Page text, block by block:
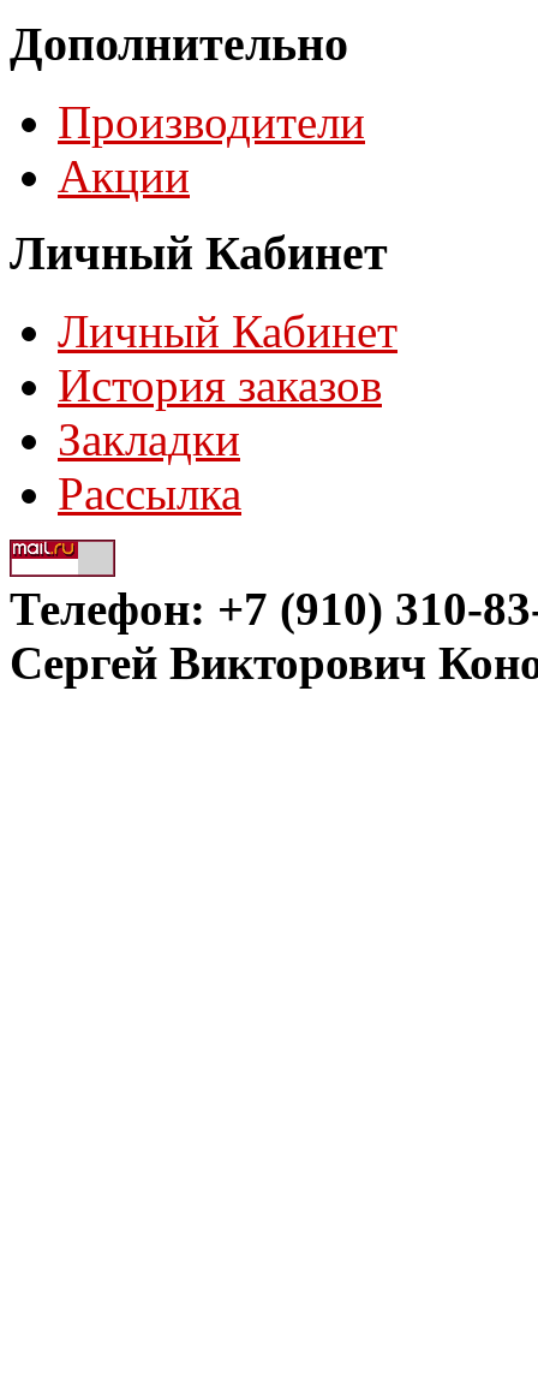
Дополнительно
Производители
Акции
Личный Кабинет
Личный Кабинет
История заказов
Закладки
Рассылка
Телефон: +7 (910) 310-
Сергей Викторович